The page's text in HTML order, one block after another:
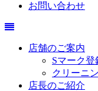
お問い合わせ
店舗のご案内
Sマーク登
クリーニ
店長のご紹介